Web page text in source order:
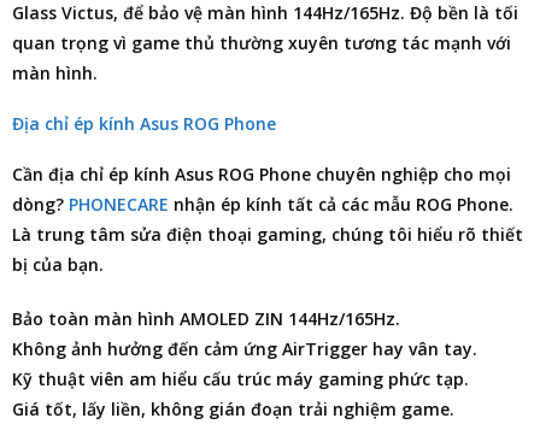
Glass Victus, để bảo vệ màn hình 144Hz/165Hz. Độ bền là tối
quan trọng vì game thủ thường xuyên tương tác mạnh với
màn hình.
Địa chỉ ép kính Asus ROG Phone
Cần địa chỉ ép kính Asus ROG Phone chuyên nghiệp cho mọi
dòng? PHONECARE nhận ép kính tất cả các mẫu ROG Phone.
Là trung tâm sửa điện thoại gaming, chúng tôi hiểu rõ thiết
bị của bạn.
Bảo toàn màn hình AMOLED ZIN 144Hz/165Hz.
Không ảnh hưởng đến cảm ứng AirTrigger hay vân tay.
Kỹ thuật viên am hiểu cấu trúc máy gaming phức tạp.
Giá tốt, lấy liền, không gián đoạn trải nghiệm game.